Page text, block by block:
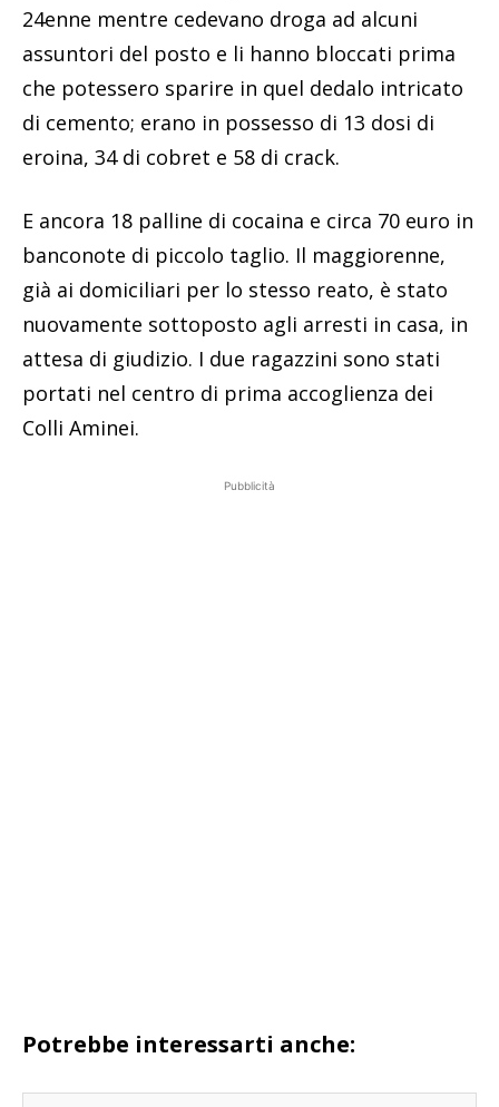
24enne mentre cedevano droga ad alcuni
assuntori del posto e li hanno bloccati prima
che potessero sparire in quel dedalo intricato
di cemento; erano in possesso di 13 dosi di
eroina, 34 di cobret e 58 di crack.
E ancora 18 palline di cocaina e circa 70 euro in
banconote di piccolo taglio. Il maggiorenne,
già ai domiciliari per lo stesso reato, è stato
nuovamente sottoposto agli arresti in casa, in
attesa di giudizio. I due ragazzini sono stati
portati nel centro di prima accoglienza dei
Colli Aminei.
Pubblicità
Potrebbe interessarti anche: